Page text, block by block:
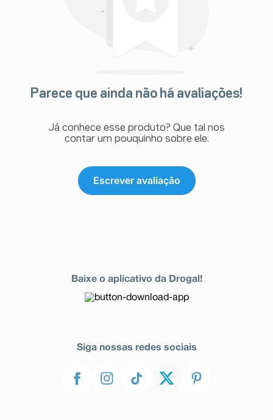
Parece que ainda não há avaliações!
Já conhece esse produto? Que tal nos
contar um pouquinho sobre ele.
Escrever avaliação
Baixe o aplicativo da Drogal!
Siga nossas redes sociais